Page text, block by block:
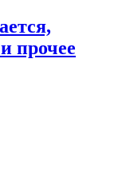
прочее